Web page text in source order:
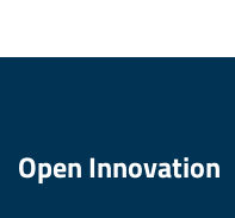
Open Innovation